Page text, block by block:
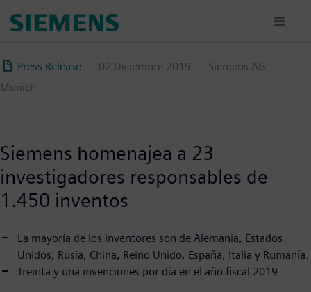
principal
Press Release 02 Diciembre 2019
Siemens AG
Munich
Siemens homenajea a 23
investigadores responsables de
1.450 inventos
La mayoría de los inventores son de Alemania, Estados
Unidos, Rusia, China, Reino Unido, España, Italia y Rumanía.
Treinta y una invenciones por día en el año fiscal 2019